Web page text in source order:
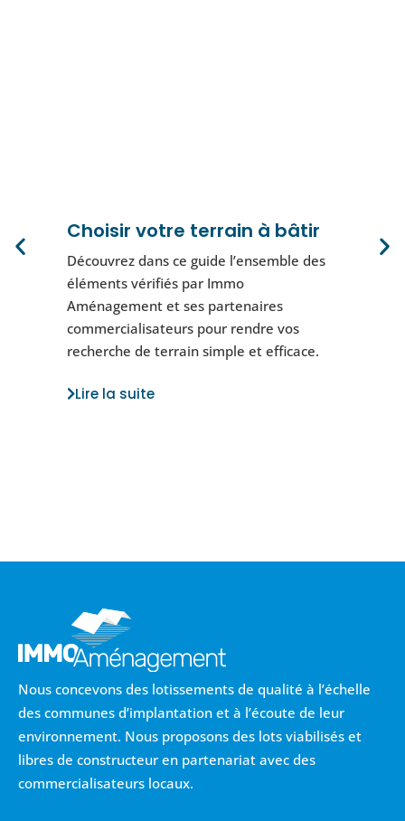
Choisir votre terrain à bâtir
Découvrez dans ce guide l’ensemble des
éléments vérifiés par Immo
Aménagement et ses partenaires
commercialisateurs pour rendre vos
recherche de terrain simple et efficace.
Lire la suite
Nous concevons des lotissements de qualité à l’échelle
des communes d’implantation et à l’écoute de leur
environnement. Nous proposons des lots viabilisés et
libres de constructeur en partenariat avec des
commercialisateurs locaux.